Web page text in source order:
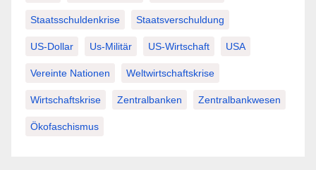
Staatsschuldenkrise Staatsverschuldung
US-Dollar Us-Militär US-Wirtschaft USA
Vereinte Nationen Weltwirtschaftskrise
Wirtschaftskrise Zentralbanken Zentralbankwesen
Ökofaschismus